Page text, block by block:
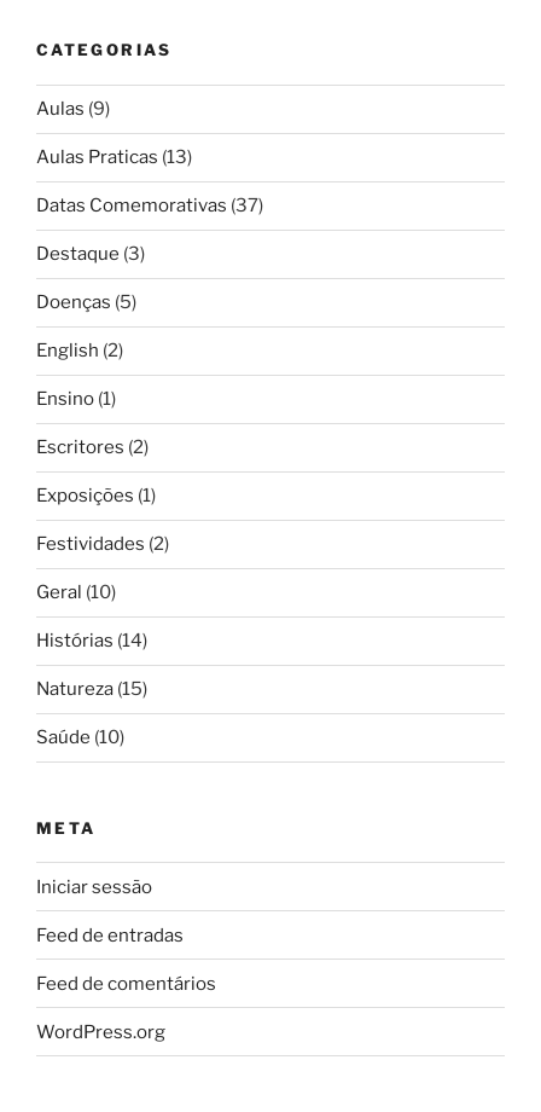
CATEGORIAS
Aulas (9)
Aulas Praticas (13)
Datas Comemorativas (37)
Destaque (3)
Doenças (5)
English (2)
Ensino (1)
Escritores (2)
Exposições (1)
Festividades (2)
Geral (10)
Histórias (14)
Natureza (15)
Saúde (10)
META
Iniciar sessão
Feed de entradas
Feed de comentários
WordPress.org